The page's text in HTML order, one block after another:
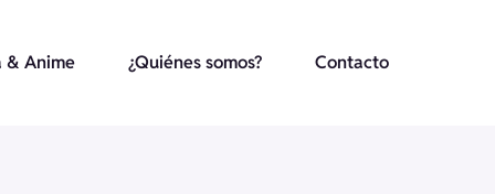
& Anime ¿Quiénes somos? Contacto